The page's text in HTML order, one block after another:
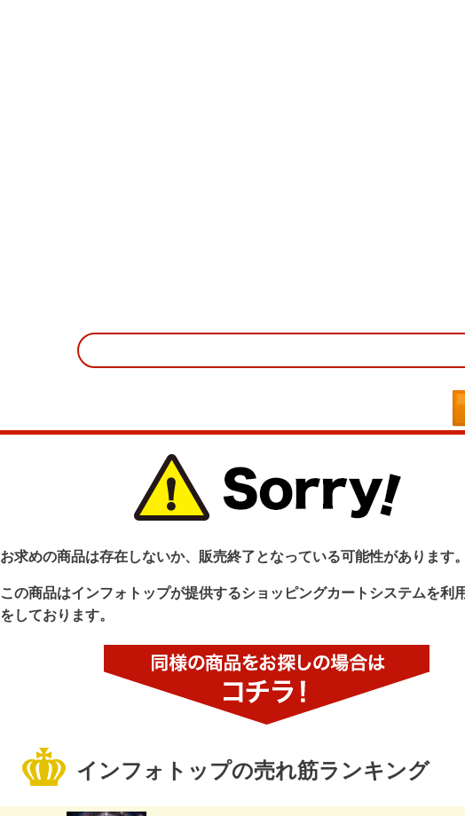
お求めの商品は存在しないか、販売終了となっている可能性があります。
この商品はインフォトップが提供するショッピングカートシステムを利
をしております。
インフォトップの売れ筋ランキング